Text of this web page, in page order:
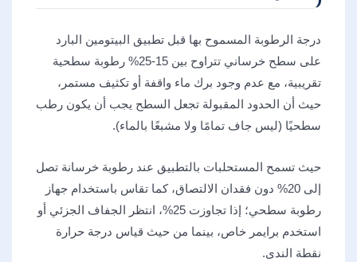
درجة الرطوبة المسموح بها قبل تطبيق البيتومين البارد
على سطح خرساني تتراوح بين 15-25% رطوبة سطحية
تقريبية، مع عدم وجود برك ماء واقفة أو تكثيف مستمر،
حيث أن الحدود المقبولة تجعل السطح يجب أن يكون رطب
سطحيًا (ليس جاف تمامًا ولا مشبعًا بالماء).
حيث تسمح المستحلبات بالتطبيق عند رطوبة خرسانة تصل
إلى 20% دون فقدان الالتصاق، كما تقاس باستخدام جهاز
رطوبة سطحي؛ إذا تجاوزت 25%، انتظر الجفاف الجزئي أو
استخدم برايمر خاص، بينما من حيث قياس درجة حرارة
نقطة الندى.